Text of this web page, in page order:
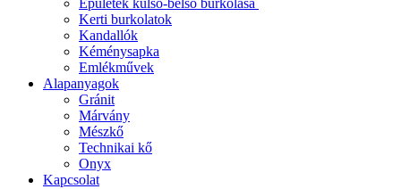
Épületek külső-belső burkolása
Kerti burkolatok
Kandallók
Kéménysapka
Emlékművek
Alapanyagok
Gránit
Márvány
Mészkő
Technikai kő
Onyx
Kapcsolat